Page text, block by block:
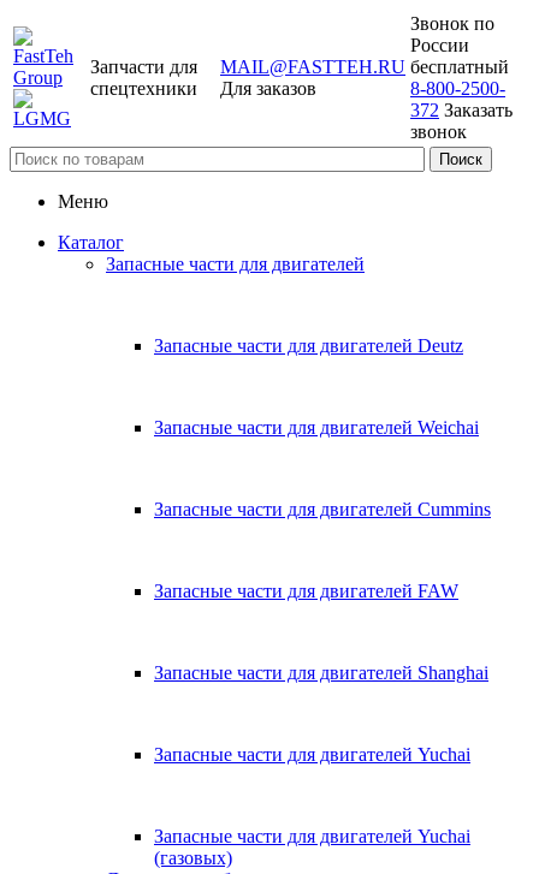
Запчасти для
спецтехники
MAIL@FASTTEH.RU
Для заказов
Звонок по
России
бесплатный
8-800-2500-
372 Заказать
звонок
Меню
Каталог
Запасные части для двигателей
Запасные части для двигателей Deutz
Запасные части для двигателей Weichai
Запасные части для двигателей Cummins
Запасные части для двигателей FAW
Запасные части для двигателей Shanghai
Запасные части для двигателей Yuchai
Запасные части для двигателей Yuchai
(газовых)